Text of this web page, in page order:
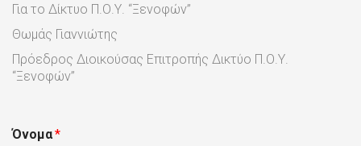
Για το Δίκτυο Π.Ο.Υ. “Ξενοφών”
Θωμάς Γιαννιώτης
Πρόεδρος Διοικούσας Επιτροπής Δικτύο Π.Ο.Υ.
“Ξενοφών”
Όνομα*